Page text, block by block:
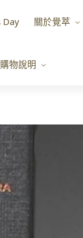
Day 關於覺萃
購物說明